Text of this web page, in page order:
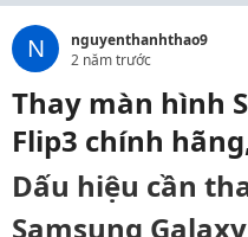
N
nguyenthanhthao9
2 năm trước
Thay màn hình
Flip3 chính
Dấu hiệu cần
Samsung